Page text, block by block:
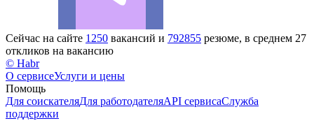
Сейчас на сайте 1250 вакансий и 792855 резюме, в среднем 27
откликов на вакансию
© Habr
О сервисеУслуги и цены
Помощь
Для соискателяДля работодателяAPI сервисаСлужба
поддержки